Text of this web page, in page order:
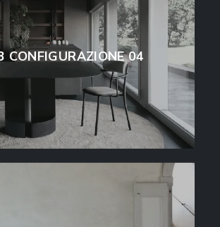
CONFIGURAZIONE 04